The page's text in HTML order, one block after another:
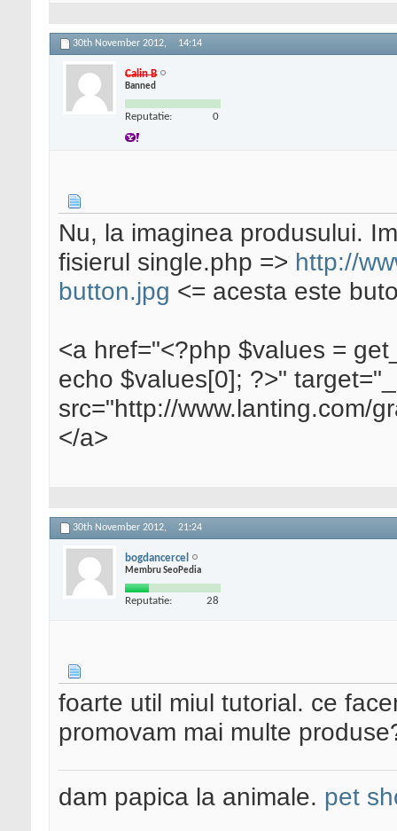
*/
function
global
// verify this
ith proper
if ( !
' ],plugin_basename(
return $post->
}
ge?
if ('page'==
if ( !
st
->ID))
return
if ( !
st->ID))
return
}
// We'll put it into
er to loop though.
// The data is
eed to flatten it out.
foreach (
foreach (
30th November 2012, 14:14
Calin B
Banned
Reputatie: 0
Nu, la imaginea produsului.
fisierul single.php => http://
button.jpg <= acesta este
<a href="<?php $values =
echo $values[0]; ?>"
src="http://www.lanting.com/
</a>
30th November 2012, 21:24
bogdancercel
Membru SeoPedia
Reputatie: 28
foarte util miul tutorial. ce
promovam mai multe
dam papica la animale. pet